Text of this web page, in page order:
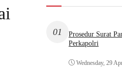
01
Prosedur Surat
Perkapolri
Wednesday, 29